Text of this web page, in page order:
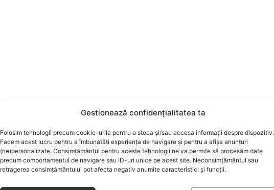
Gestionează confidențialitatea ta
Folosim tehnologii precum cookie-urile pentru a stoca și/sau accesa informații despre dispozitiv.
Facem acest lucru pentru a îmbunătăți experiența de navigare și pentru a afișa anunțuri
(ne)personalizate. Consimțământul pentru aceste tehnologii ne va permite să procesăm date
precum comportamentul de navigare sau ID-uri unice pe acest site. Neconsimțământul sau
retragerea consimțământului pot afecta negativ anumite caracteristici și funcții.